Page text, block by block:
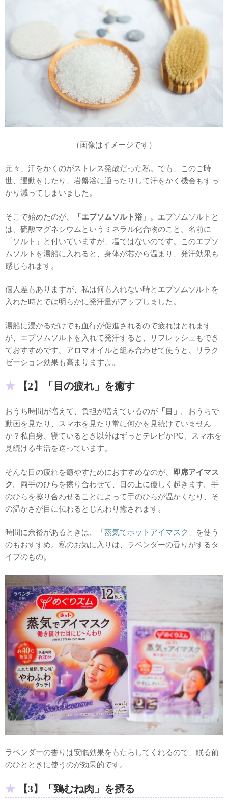
（画像はイメージです）
元々、汗をかくのがストレス発散だった私。でも、このご時
世、運動をしたり、岩盤浴に通ったりして汗をかく機会もすっ
かり減ってしまいました。
そこで始めたのが、 「エプソムソルト浴」 。エプソムソルトと
は、硫酸マグネシウムというミネラル化合物のこと。名前に
「ソルト」と付いていますが、塩ではないのです。このエプソ
ムソルトを湯船に入れると、身体が芯から温まり、発汗効果も
感じられます。
個人差もありますが、私は何も入れない時とエプソムソルトを
入れた時とでは明らかに発汗量がアップしました。
湯船に浸かるだけでも血行が促進されるので疲れはとれます
が、エプソムソルトを入れて発汗すると、リフレッシュもでき
ておすすめです。アロマオイルと組み合わせて使うと、リラク
ゼーション効果も高まりますよ。
【2】「目の疲れ」を癒す
おうち時間が増えて、負担が増えているのが 「目」 。おうちで
動画を見たり、スマホを見たり常に何かを見続けていません
か？私自身、寝ているとき以外はずっとテレビかPC、スマホを
見続ける生活を送っています。
そんな目の疲れを癒やすためにおすすめなのが、
即席アイマス
ク 。両手のひらを擦り合わせて、目の上に優しく起きます。手
のひらを擦り合わせることによって手のひらが温かくなり、そ
の温かさが目に伝わるとじんわり癒されます。
時間に余裕があるときは、「蒸気でホットアイマスク 」を使う
のもおすすめ。私のお気に入りは、ラベンダーの香りがするタ
イプのもの。
ラベンダーの香りは安眠効果をもたらしてくれるので、眠る前
のひとときに使うのが効果的です。
【3】「鶏むね肉」を摂る